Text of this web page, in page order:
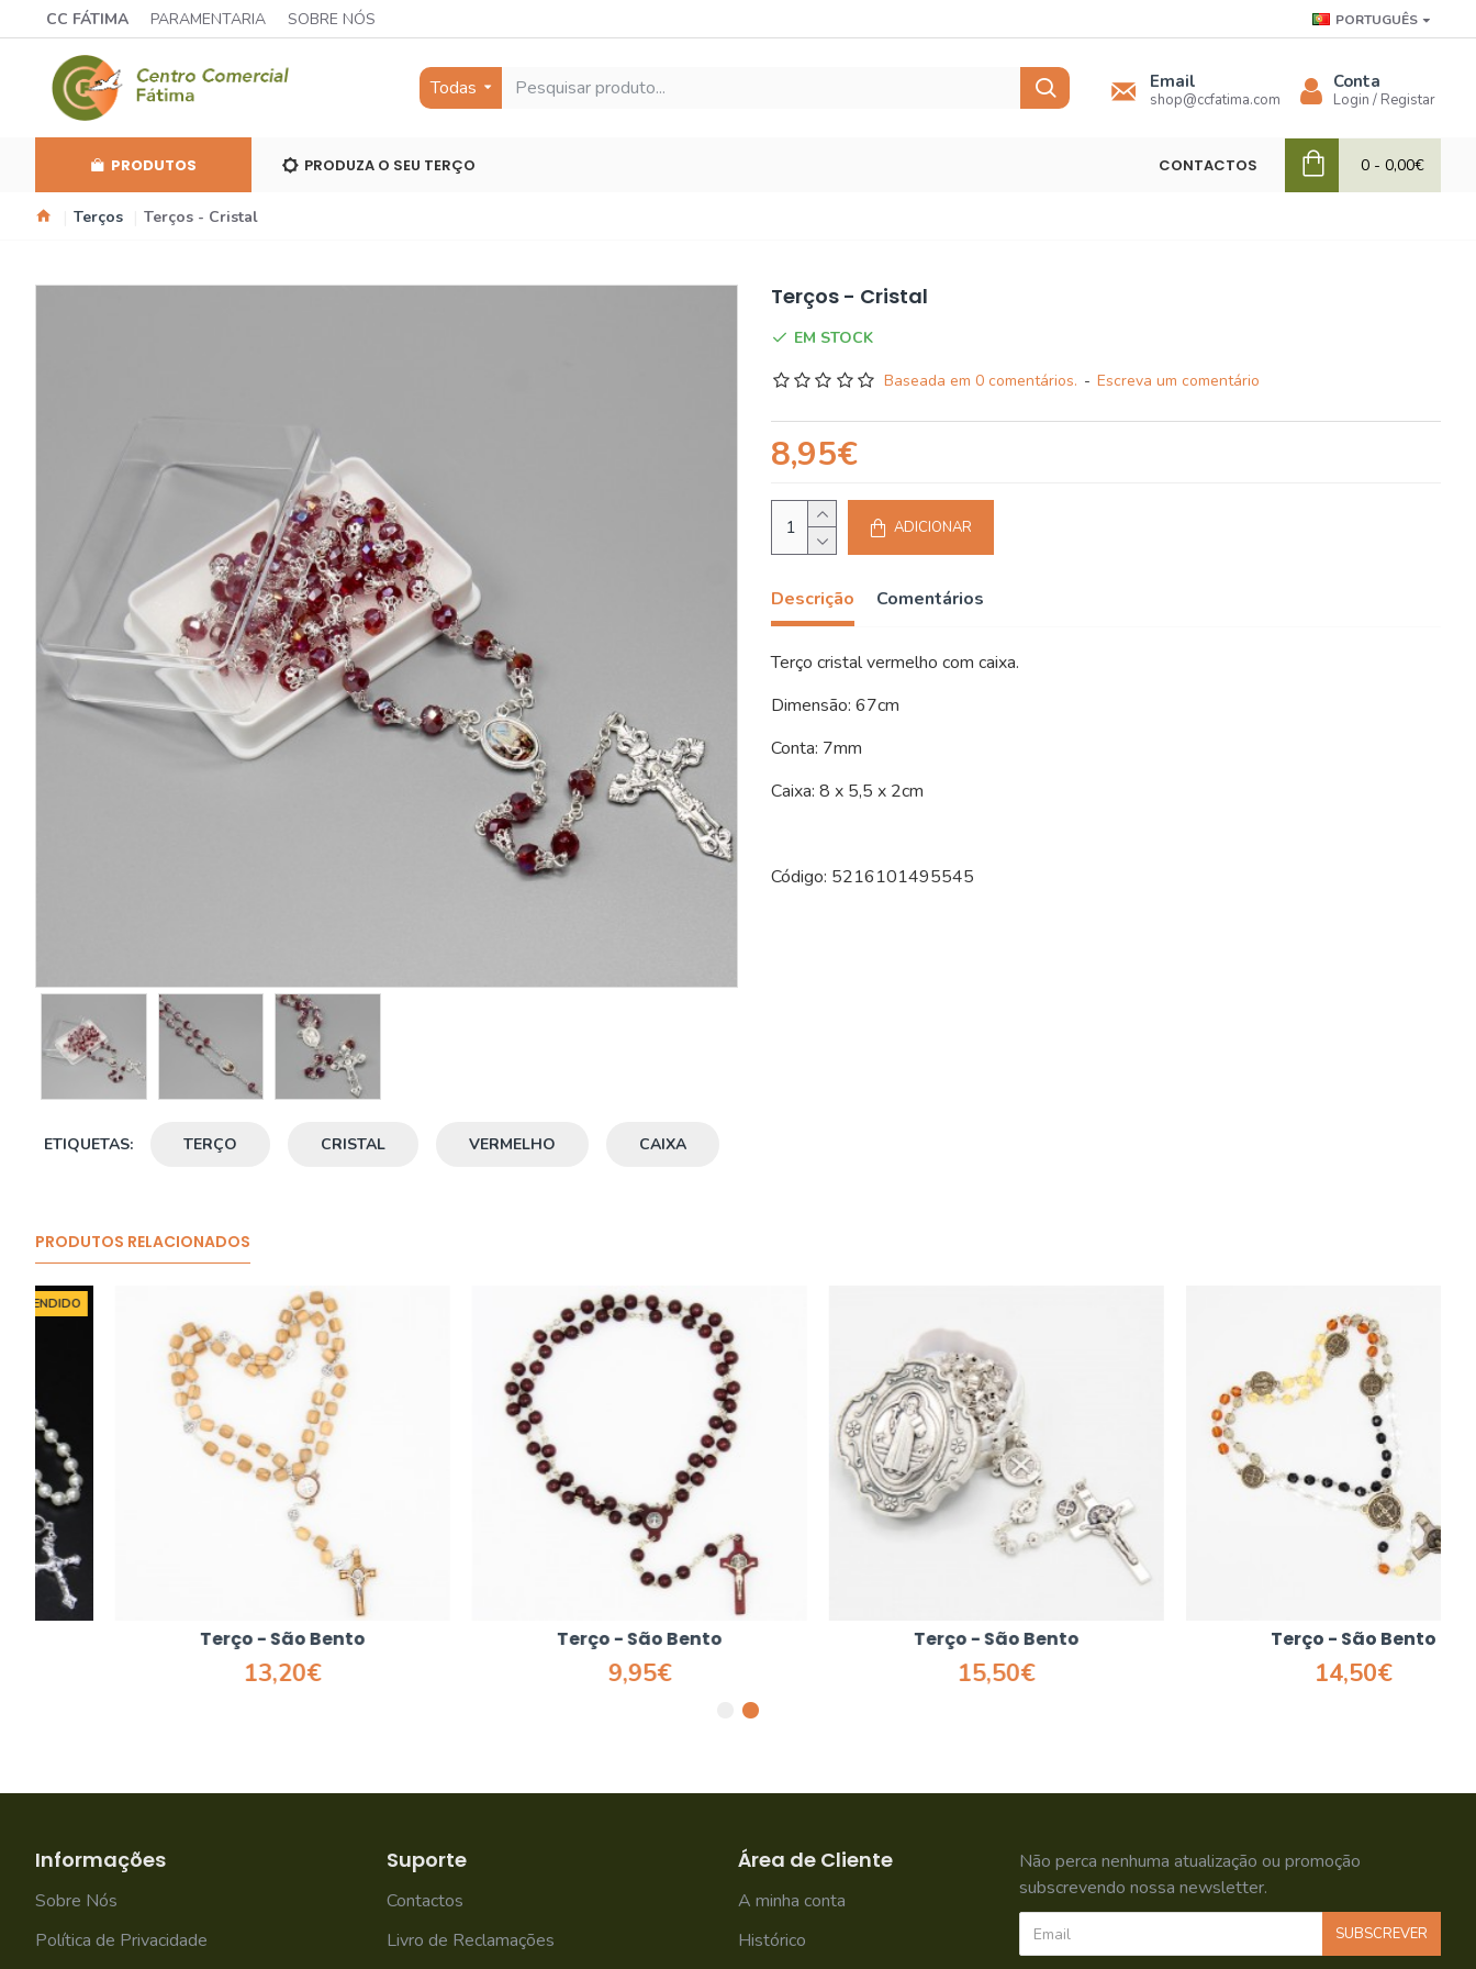
CC FÁTIMA PARAMENTARIA SOBRE NÓS PORTUGUÊS
Todas Email
shop@ccfatima.com
Conta
Login / Registar
PRODUTOS PRODUZA O SEU TERÇO CONTACTOS 0 - 0,00€
Terços Terços - Cristal
ETIQUETAS: TERÇO CRISTAL VERMELHO CAIXA
Terços - Cristal
EM STOCK
Baseada em 0 comentários. - Escreva um comentário
8,95€
ADICIONAR
Descrição Comentários
Terço cristal vermelho com caixa.
Dimensão: 67cm
Conta: 7mm
Caixa: 8 x 5,5 x 2cm
Código: 5216101495545
PRODUTOS RELACIONADOS
Terço - São Bento Terço - São Bento Terço - São Bento Terço - São Bento
Informações
Sobre Nós
Política de Privacidade
Suporte
Contactos
Livro de Reclamações
Área de Cliente
A minha conta
Histórico
Não perca nenhuma atualização ou promoção
subscrevendo nossa newsletter.
SUBSCREVER